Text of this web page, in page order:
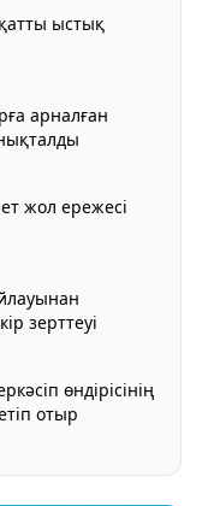
ыстық
жол ережесі
зерттеуі
өндірісінің
отыр